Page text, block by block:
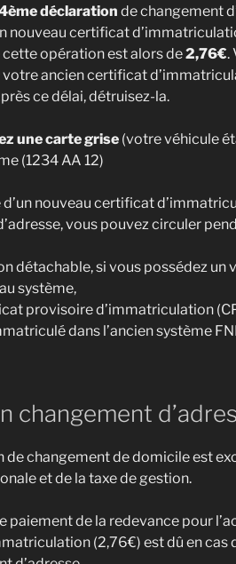
déclaration de changement
nouveau certificat
cette opération est alors de2,76€.
votre ancien certificat
ce délai, détruisez-la.
une carte grise (votre véhicule
(1234 AA 12)
d’un nouveau certificat
vous pouvez circuler
détachable, si vous possédez un
système,
provisoire d’immatriculation
dans l’ancien système
changement
de changement de domicile est
et de la taxe de gestion.
paiement de la redevance pour
(2,76€) est dû en cas